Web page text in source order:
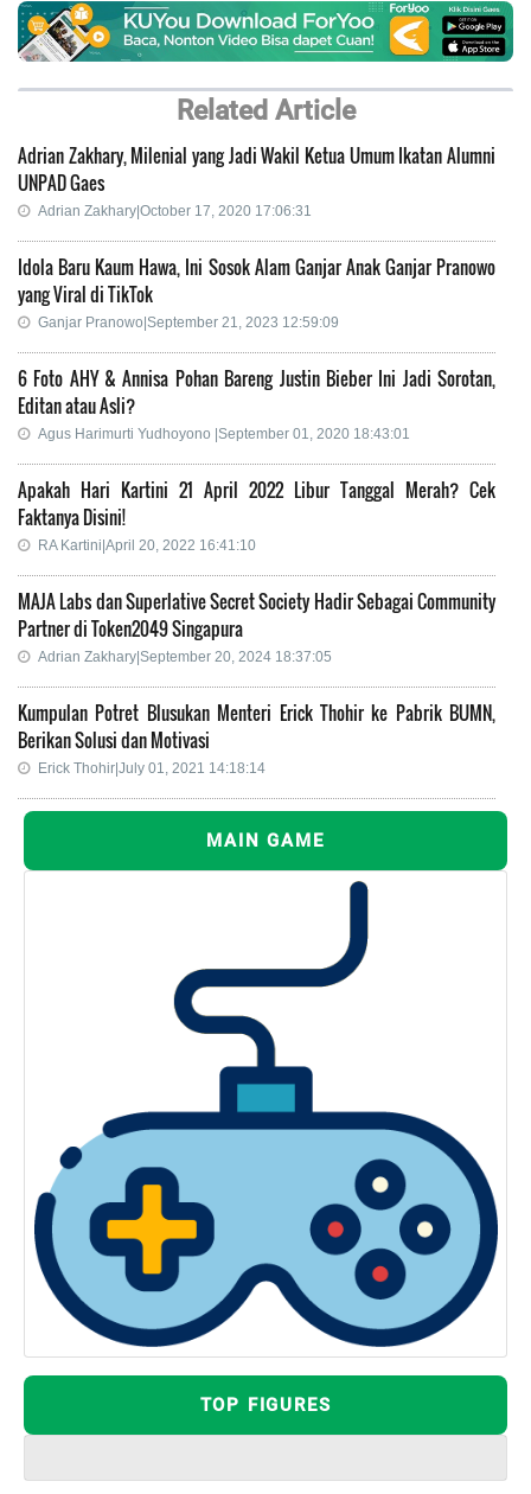
Related Article
Adrian Zakhary, Milenial yang Jadi Wakil Ketua Umum Ikatan Alumni
UNPAD Gaes
Adrian Zakhary|October 17, 2020 17:06:31
Idola Baru Kaum Hawa, Ini Sosok Alam Ganjar Anak Ganjar Pranowo
yang Viral di TikTok
Ganjar Pranowo|September 21, 2023 12:59:09
6 Foto AHY & Annisa Pohan Bareng Justin Bieber Ini Jadi Sorotan,
Editan atau Asli?
Agus Harimurti Yudhoyono |September 01, 2020 18:43:01
Apakah Hari Kartini 21 April 2022 Libur Tanggal Merah? Cek
Faktanya Disini!
RA Kartini|April 20, 2022 16:41:10
MAJA Labs dan Superlative Secret Society Hadir Sebagai Community
Partner di Token2049 Singapura
Adrian Zakhary|September 20, 2024 18:37:05
Kumpulan Potret Blusukan Menteri Erick Thohir ke Pabrik BUMN,
Berikan Solusi dan Motivasi
Erick Thohir|July 01, 2021 14:18:14
MAIN GAME
TOP FIGURES